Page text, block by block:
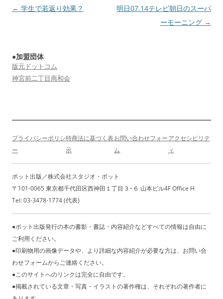
投
ゲ
ー
ン
← 学生で若返り効果？
明日07.14テレビ朝日のスーパ
ーモーニング →
●加盟団体
版元ドットコム
神宮前二丁目商和会
プライバシーポリシ
ー
特商法に基づく表
示
お問い合わせフォー
ム
アクセシビリテ
ィ
ポット出版／株式会社スタジオ・ポット
〒101-0065 東京都千代田区西神田１丁目３−６ 山本ビル4F Office H
Tel: 03-3478-1774 (代表)
●ポット出版発行の本の書影・書誌・内容紹介などすべての情報は自由に
ご利用ください。
●印刷物用の画像データや、より詳細な内容紹介が必要な方は、お問い合
わせフォームからご連絡ください。
●このサイトへのリンクは完全に自由です。
●掲載されている文章・写真・イラストの著作権は、それぞれの著作者に